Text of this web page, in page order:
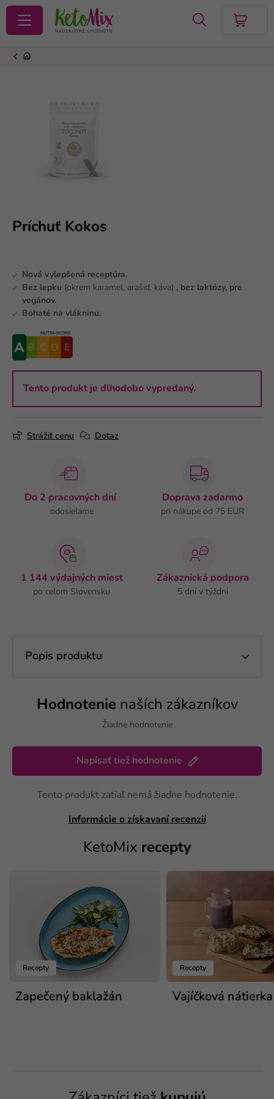
VYHĽADAŤ
Príchuť Kokos
Nová vylepšená receptúra.
Bez lepku (okrem karamel, arašid, káva) , bez laktózy, pre
vegánov.
Bohaté na vlákninu.
Tento produkt je dlhodobo vypredaný.
Strážiť cenu Dotaz
Do 2 pracovných dní
odosielame
Doprava zadarmo
pri nákupe od 75 EUR
1 144 výdajných miest
po celom Slovensku
Zákaznická podpora
5 dní v týždni
Popis produktu
Hodnotenie naších zákazníkov
Žiadne hodnotenie
Napísať tiež hodnotenie
Tento produkt zatiaľ nemá žiadne hodnotenie.
Informácie o získavaní recenzií
KetoMix recepty
Recepty
Zapečený baklažán
Recepty
Vajíčková nátierka